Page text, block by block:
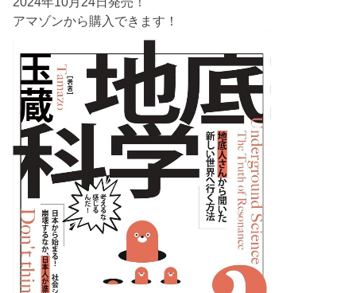
アマゾンから購入できます！